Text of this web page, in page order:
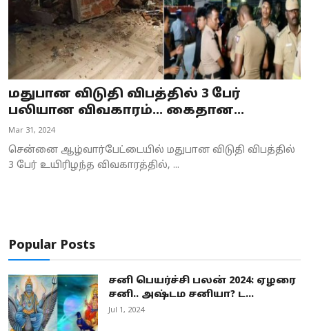
Spirituality
Weather
Politics
மதுபான விடுதி விபத்தில் 3 பேர்
பலியான விவகாரம்... கைதான...
Mar 31, 2024
சென்னை ஆழ்வார்பேட்டையில் மதுபான விடுதி விபத்தில்
3 பேர் உயிரிழந்த விவகாரத்தில், ...
Popular Posts
சனி பெயர்ச்சி பலன் 2024: ஏழரை
சனி.. அஷ்டம சனியா? ட...
Jul 1, 2024